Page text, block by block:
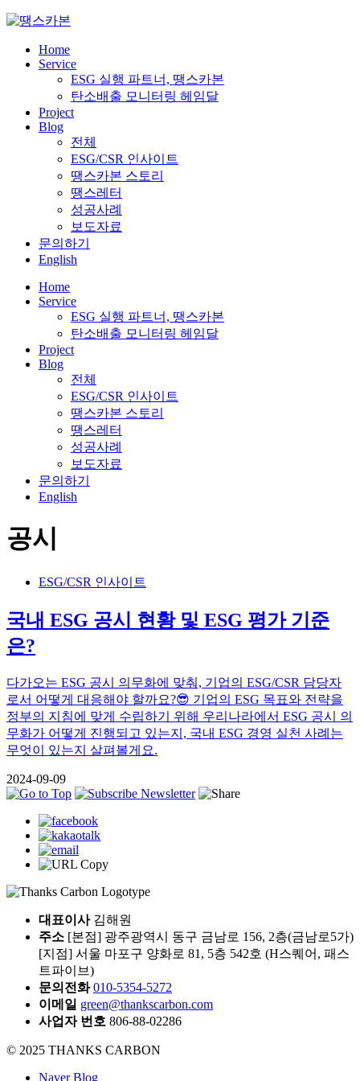
Skip
contentHome
Service
ESG 실행 파트너, 땡스카본
탄소배출 모니터링 헤임달
Project
Blog
전체
ESG/CSR 인사이트
땡스카본 스토리
땡스레터
성공사례
보도자료
문의하기
English
Home
Service
ESG 실행 파트너, 땡스카본
탄소배출 모니터링 헤임달
Project
Blog
전체
ESG/CSR 인사이트
땡스카본 스토리
땡스레터
성공사례
보도자료
문의하기
English
공시
ESG/CSR 인사이트
국내 ESG 공시 현황 및 ESG 평가 기준
은?
다가오는 ESG 공시 의무화에 맞춰, 기업의 ESG/CSR 담당자
로서 어떻게 대응해야 할까요?😎 기업의 ESG 목표와 전략을
정부의 지침에 맞게 수립하기 위해 우리나라에서 ESG 공시 의
무화가 어떻게 진행되고 있는지, 국내 ESG 경영 실천 사례는
무엇이 있는지 살펴볼게요.
2024-09-09
대표이사김해원
주소 [본점] 광주광역시 동구 금남로 156, 2층(금남로5가)
[지점] 서울 마포구 양화로 81, 5층 542호 (H스퀘어, 패스
트파이브)
문의전화 010-5354-5272
이메일 green@thankscarbon.com
사업자 번호 806-88-02286
© 2025 THANKS CARBON
Naver Blog